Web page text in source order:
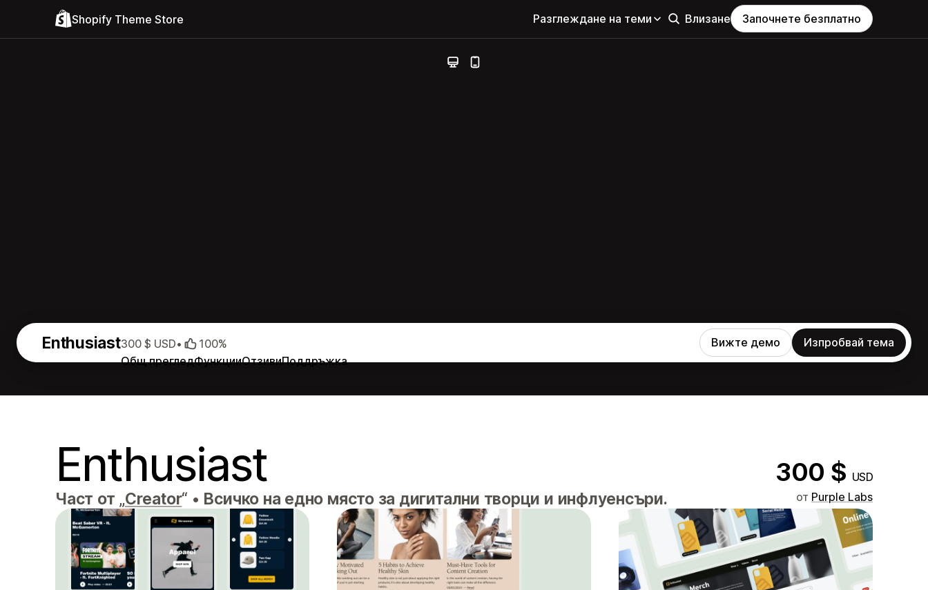
Shopify Theme Store Разглеждане на теми Влизане Започнете безплатно
Enthusiast
Общ прегледФункцииОтзивиПоддръжка
300 $ USD• 100% Вижте демо Изпробвай тема
Enthusiast 300 $ USD
Част от „Creator“ • Всичко на едно място за дигитални творци и инфлуенсъри. от Purple Labs